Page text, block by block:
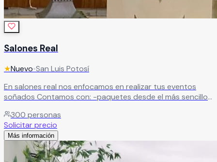
Salones Real
★Nuevo•San Luis Potosí
En salones real nos enfocamos en realizar tus eventos
soñados Contamos con: -paquetes desde el más sencillo
ceremonias, -sonido -y cosas unicas Mandamos dm y
conócenosLeer más
300 personas
Solicitar precio
Más información